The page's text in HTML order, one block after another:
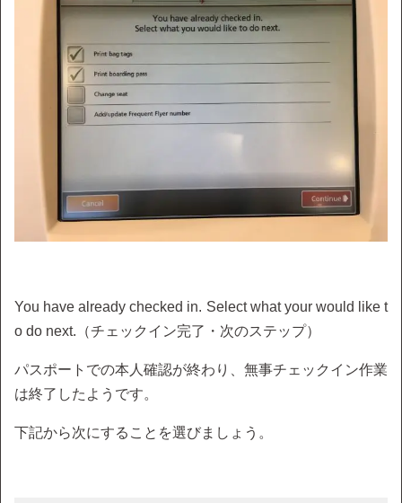
You have already checked in. Select what your would like t
o do next.（チェックイン完了・次のステップ）
パスポートでの本人確認が終わり、無事チェックイン作業
は終了したようです。
下記から次にすることを選びましょう。